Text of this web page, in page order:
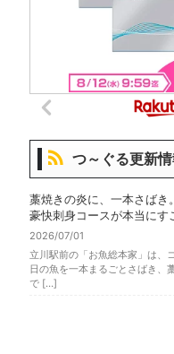
つ～ぐる更新
藁焼きの炎に、一本さばき
豪快刺身コースが本当にす
2026/07/01
立川駅前の「お魚総本家」は、
日の魚を一本まるごとさばき、
で […]